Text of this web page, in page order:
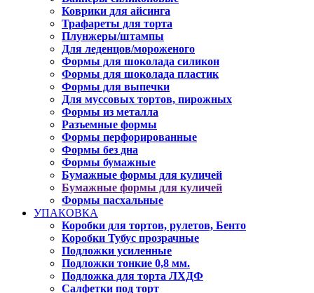
Коврики для айсинга
Трафареты для торта
Плунжеры/штампы
Для леденцов/мороженого
Формы для шоколада силикон
Формы для шоколада пластик
Формы для выпечки
Для муссовых тортов, пирожных
Формы из металла
Разъемные формы
Формы перфорированные
Формы без дна
Формы бумажные
Бумажные формы для куличей
Бумажные формы для куличей
Формы пасхальные
УПАКОВКА
Коробки для тортов, рулетов, Бенто
Коробки Тубус прозрачные
Подложки усиленные
Подложки тонкие 0,8 мм.
Подложка для торта ЛХДФ
Салфетки под торт